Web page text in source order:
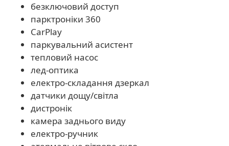
безключовий доступ
парктроніки 360
CarPlay
паркувальний асистент
тепловий насос
лед-оптика
електро-складання дзеркал
датчики дощу/світла
дистронік
камера заднього виду
електро-ручник